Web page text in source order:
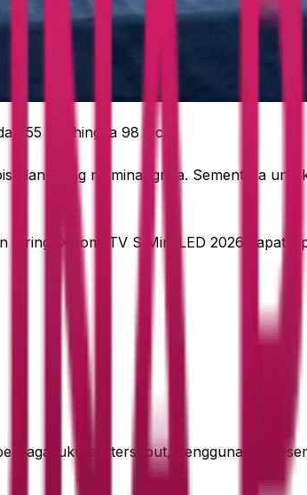
55 inci hingga 98 inci.
langsung meminangnya. Sementara
Xiaomi TV S Mini LED 2026 dapat
ukuran tersebut, pengguna